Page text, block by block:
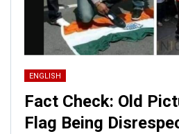
ENGLISH
Fact Check: Old
Flag Being